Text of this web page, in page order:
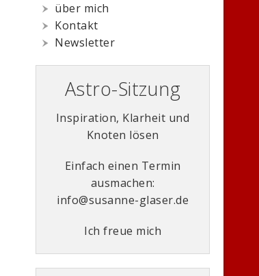
über mich
Kontakt
Newsletter
Astro-Sitzung
Inspiration, Klarheit und
Knoten lösen
Einfach einen Termin
ausmachen:
info@susanne-glaser.de
Ich freue mich